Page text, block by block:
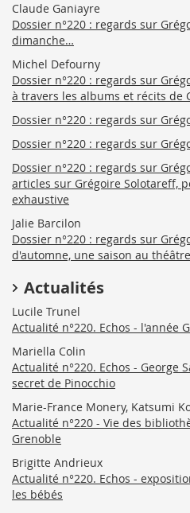
Claude Ganiayre
Dossier n°220 : regards sur
dimanche…
Michel Defourny
Dossier n°220 : regards sur
à travers les albums et récits de
Dossier n°220 : regards sur
Dossier n°220 : regards sur
Dossier n°220 : regards sur
articles sur Grégoire Solotareff,
exhaustive
Jalie Barcilon
Dossier n°220 : regards sur
d'automne, une saison au théâtre
Actualités
Lucile Trunel
Actualité n°220. Echos - l'année
Mariella Colin
Actualité n°220. Echos - George
secret de Pinocchio
Marie-France Monery, Katsumi
Actualité n°220 - Vie des
Grenoble
Brigitte Andrieux
Actualité n°220. Echos -
les bébés